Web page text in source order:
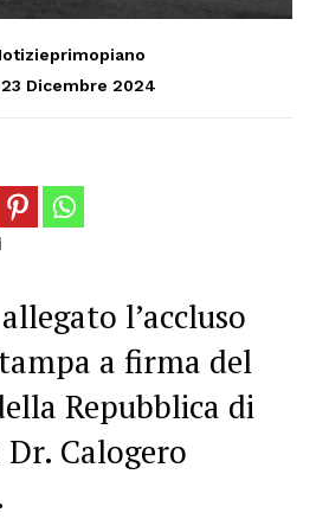
23 Dicembre 2024
l’accluso
a firma del
Repubblica di
Calogero